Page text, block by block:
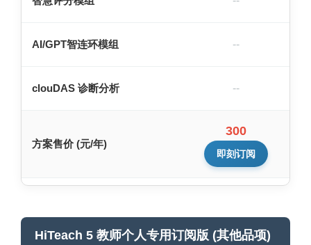
AI/GPT智连环模组 --
clouDAS 诊断分析 --
方案售价 (元/年)
300
即刻订阅
HiTeach 5 教师个人专用订阅版 (其他品项)